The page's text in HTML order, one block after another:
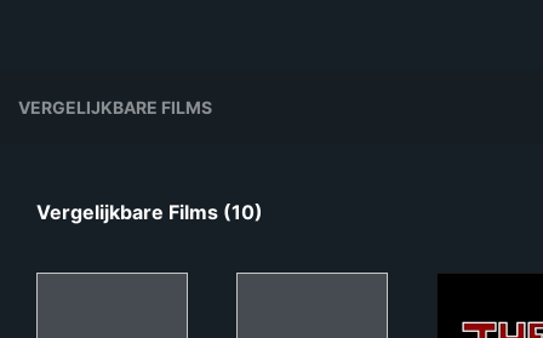
VERGELIJKBARE FILMS
Vergelijkbare Films (10)